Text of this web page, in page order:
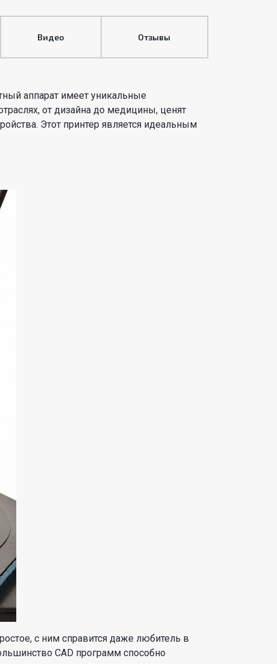
Видео Отзывы
аппарат имеет уникальные
от дизайна до медицины, ценят
Этот принтер является идеальным
с ним справится даже любитель в
CAD программ способно